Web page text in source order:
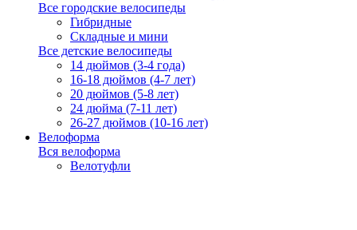
Все городские велосипеды
Гибридные
Складные и мини
Все детские велосипеды
14 дюймов (3-4 года)
16-18 дюймов (4-7 лет)
20 дюймов (5-8 лет)
24 дюйма (7-11 лет)
26-27 дюймов (10-16 лет)
Велоформа
Вся велоформа
Велотуфли